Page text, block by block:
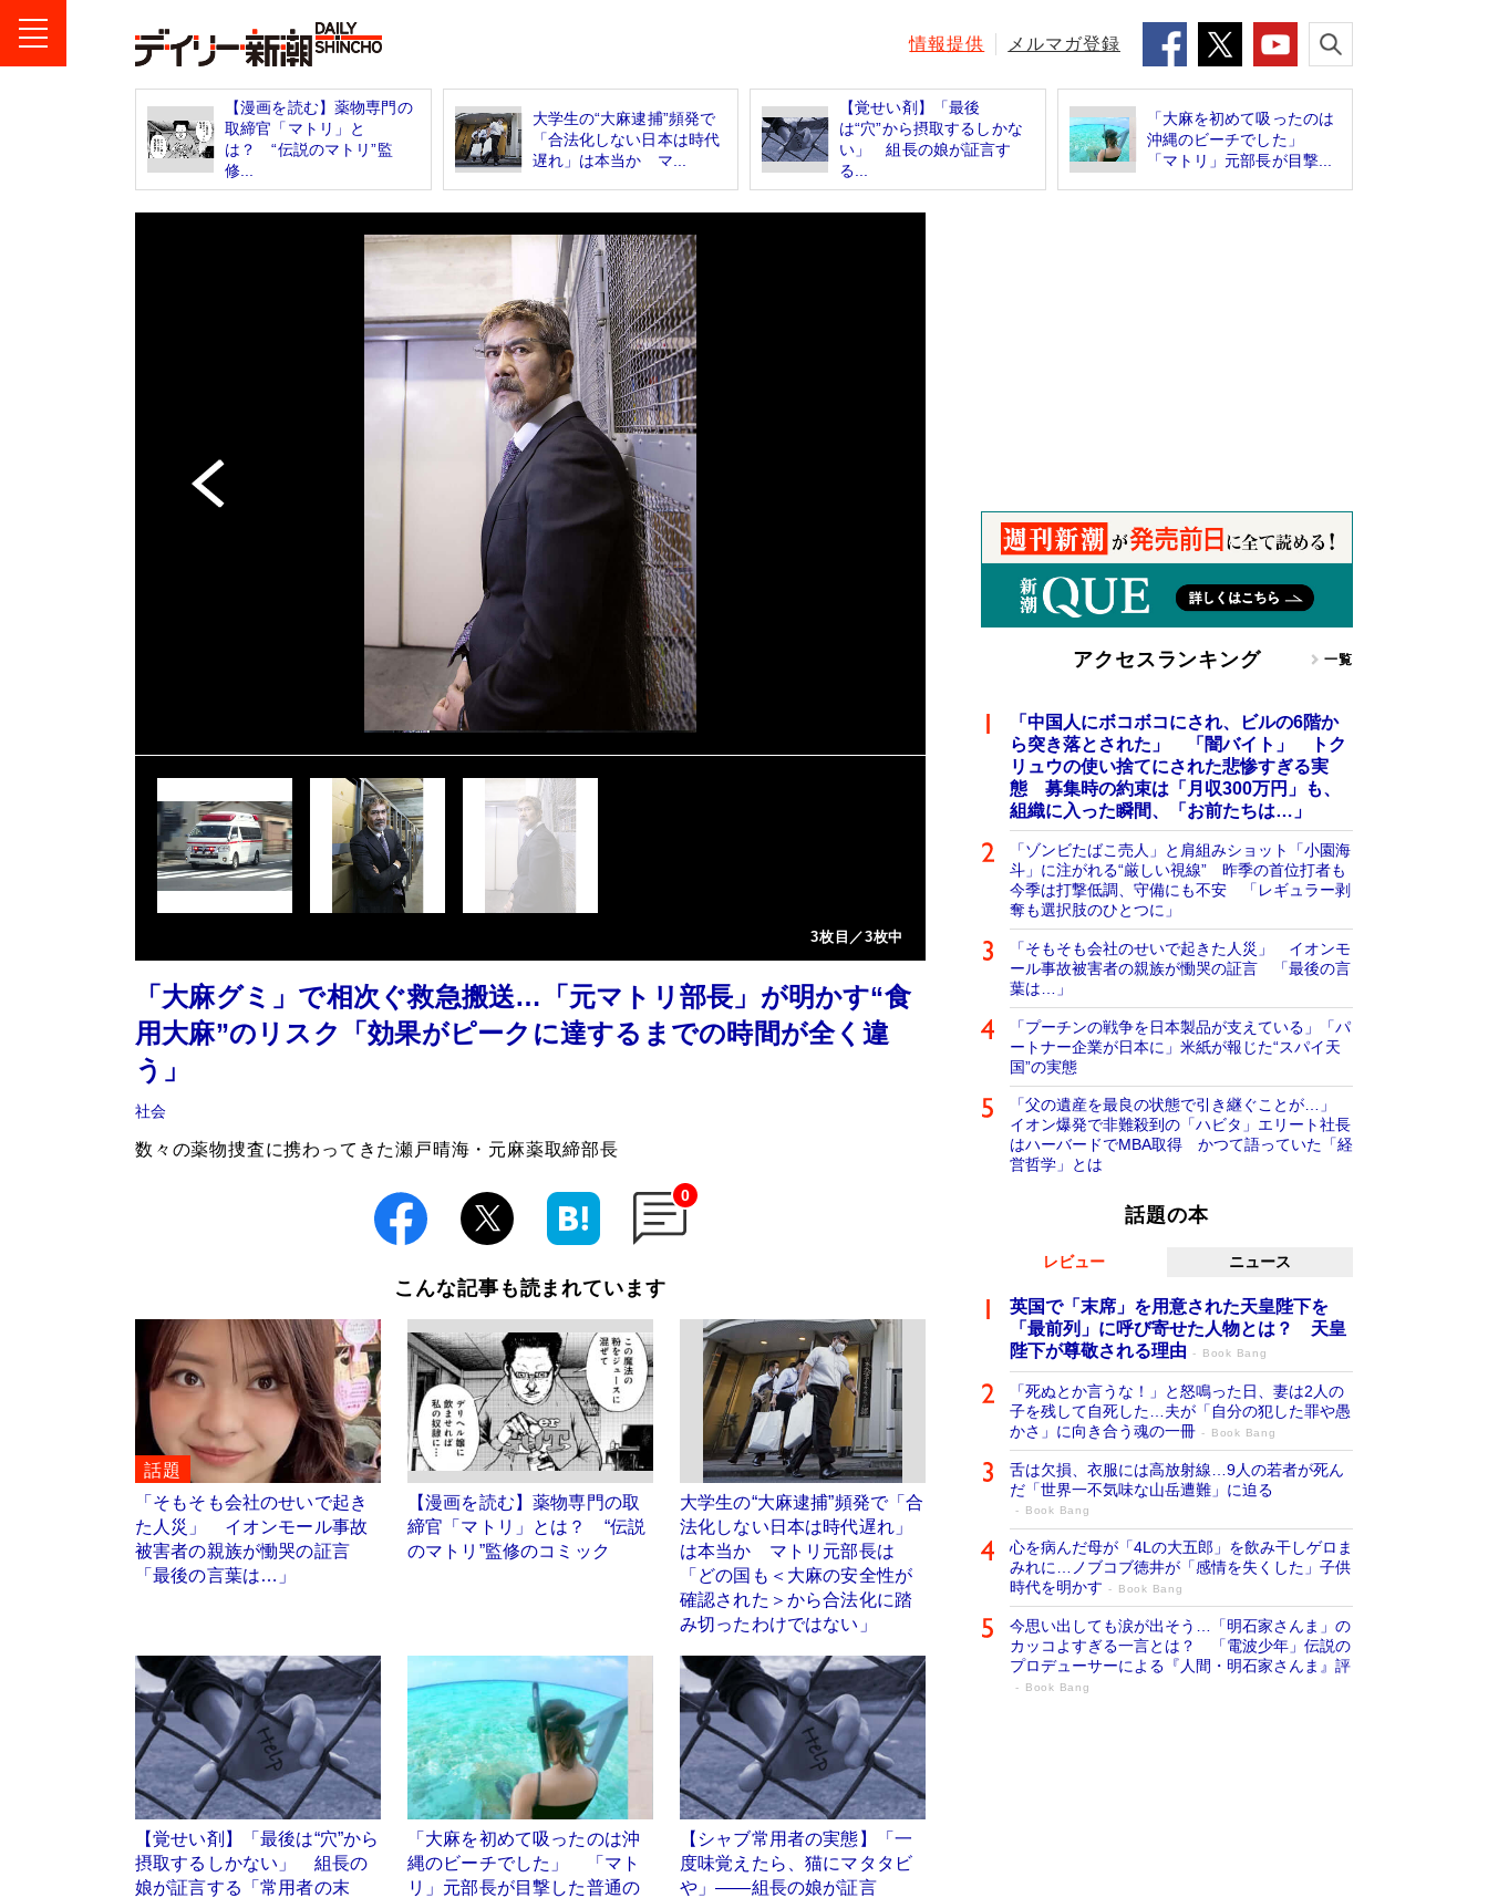
情報提供 メルマガ登録
【漫画を読む】薬物専門の
取締官「マトリ」と
は？ “伝説のマトリ”監
修...
大学生の“大麻逮捕”頻発で
「合法化しない日本は時代
遅れ」は本当か マ...
【覚せい剤】「最後
は“穴”から摂取するしかな
い」 組長の娘が証言す
る...
「大麻を初めて吸ったのは
沖縄のビーチでした」
「マトリ」元部長が目撃...
3枚目／3枚中
「大麻グミ」で相次ぐ救急搬送…「元マトリ部長」が明かす“食
用大麻”のリスク「効果がピークに達するまでの時間が全く違
う」
社会
数々の薬物捜査に携わってきた瀬戸晴海・元麻薬取締部長
0
こんな記事も読まれています
話題
「そもそも会社のせいで起き
た人災」 イオンモール事故
被害者の親族が慟哭の証言
「最後の言葉は…」
【漫画を読む】薬物専門の取
締官「マトリ」とは？ “伝説
のマトリ”監修のコミック
大学生の“大麻逮捕”頻発で「合
法化しない日本は時代遅れ」
は本当か マトリ元部長は
「どの国も＜大麻の安全性が
確認された＞から合法化に踏
み切ったわけではない」
【覚せい剤】「最後は“穴”から
摂取するしかない」 組長の
娘が証言する「常用者の末
「大麻を初めて吸ったのは沖
縄のビーチでした」 「マト
リ」元部長が目撃した普通の
【シャブ常用者の実態】「一
度味覚えたら、猫にマタタビ
や」――組長の娘が証言
アクセスランキング 一覧
「中国人にボコボコにされ、ビルの6階か
ら突き落とされた」 「闇バイト」 トク
リュウの使い捨てにされた悲惨すぎる実
態 募集時の約束は「月収300万円」も、
組織に入った瞬間、「お前たちは…」
「ゾンビたばこ売人」と肩組みショット「小園海
斗」に注がれる“厳しい視線” 昨季の首位打者も
今季は打撃低調、守備にも不安 「レギュラー剥
奪も選択肢のひとつに」
「そもそも会社のせいで起きた人災」 イオンモ
ール事故被害者の親族が慟哭の証言 「最後の言
葉は…」
「プーチンの戦争を日本製品が支えている」「パ
ートナー企業が日本に」米紙が報じた“スパイ天
国”の実態
「父の遺産を最良の状態で引き継ぐことが…」
イオン爆発で非難殺到の「ハビタ」エリート社長
はハーバードでMBA取得 かつて語っていた「経
営哲学」とは
話題の本
レビュー ニュース
英国で「末席」を用意された天皇陛下を
「最前列」に呼び寄せた人物とは？ 天皇
陛下が尊敬される理由
Book Bang
「死ぬとか言うな！」と怒鳴った日、妻は2人の
子を残して自死した…夫が「自分の犯した罪や愚
かさ」に向き合う魂の一冊
Book Bang
舌は欠損、衣服には高放射線…9人の若者が死ん
だ「世界一不気味な山岳遭難」に迫る
Book Bang
心を病んだ母が「4Lの大五郎」を飲み干しゲロま
みれに…ノブコブ徳井が「感情を失くした」子供
時代を明かす
Book Bang
今思い出しても涙が出そう…「明石家さんま」の
カッコよすぎる一言とは？ 「電波少年」伝説の
プロデューサーによる『人間・明石家さんま』評
Book Bang